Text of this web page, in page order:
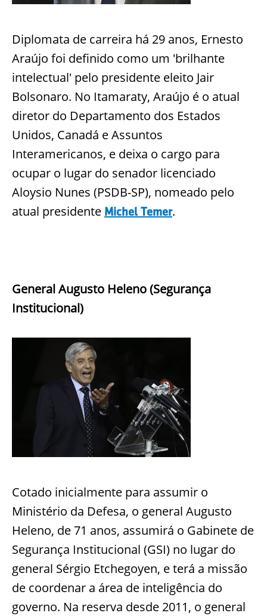
Diplomata de carreira há 29 anos, Ernesto
Araújo foi definido como um 'brilhante
intelectual' pelo presidente eleito Jair
Bolsonaro. No Itamaraty, Araújo é o atual
diretor do Departamento dos Estados
Unidos, Canadá e Assuntos
Interamericanos, e deixa o cargo para
ocupar o lugar do senador licenciado
Aloysio Nunes (PSDB-SP), nomeado pelo
atual presidente Michel Temer.
General Augusto Heleno (Segurança
Institucional)
Cotado inicialmente para assumir o
Ministério da Defesa, o general Augusto
Heleno, de 71 anos, assumirá o Gabinete de
Segurança Institucional (GSI) no lugar do
general Sérgio Etchegoyen, e terá a missão
de coordenar a área de inteligência do
governo. Na reserva desde 2011, o general